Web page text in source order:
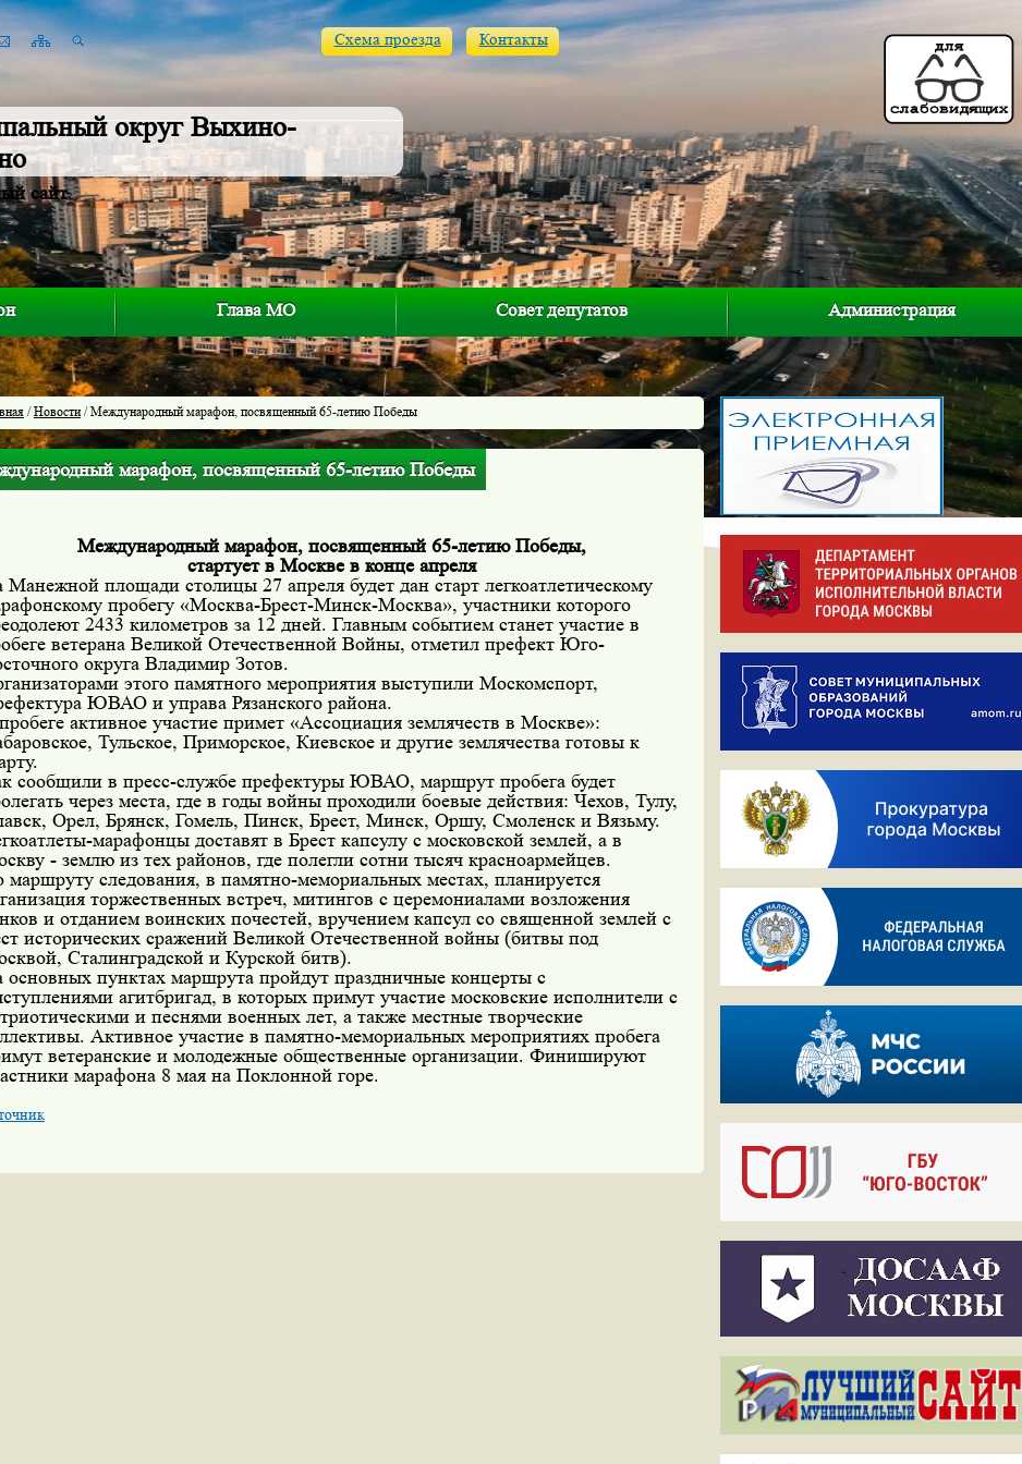
округ Выхино-
сайт
Схема проезда Контакты
Глава МО Совет депутатов Администрация
/Новости/ Международный марафон, посвященный 65-летию Победы
марафон, посвященный 65-летию Победы
Международный марафон, посвященный 65-летию Победы,
стартует в Москве в конце апреля
Манежной площади столицы 27 апреля будет дан старт легкоатлетическому
пробегу «Москва-Брест-Минск-Москва», участники которого
2433 километров за 12 дней. Главным событием станет участие в
ветерана Великой Отечественной Войны, отметил префект Юго-
округа Владимир Зотов.
этого памятного мероприятия выступили Москомспорт,
ЮВАО и управа Рязанского района.
активное участие примет «Ассоциация землячеств в Москве»:
Тульское, Приморское, Киевское и другие землячества готовы к
сообщили в пресс-службе префектуры ЮВАО, маршрут пробега будет
через места, где в годы войны проходили боевые действия: Чехов, Тулу,
Орел, Брянск, Гомель, Пинск, Брест, Минск, Оршу, Смоленск и Вязьму.
марафонцы доставят в Брест капсулу с московской землей, а в
- землю из тех районов, где полегли сотни тысяч красноармейцев.
маршруту следования, в памятно-мемориальных местах, планируется
торжественных встреч, митингов с церемониалами возложения
и отданием воинских почестей, вручением капсул со священной землей с
исторических сражений Великой Отечественной войны (битвы под
Сталинградской и Курской битв).
основных пунктах маршрута пройдут праздничные концерты с
агитбригад, в которых примут участие московские исполнители с
и песнями военных лет, а также местные творческие
Активное участие в памятно-мемориальных мероприятиях пробега
ветеранские и молодежные общественные организации. Финишируют
марафона 8 мая на Поклонной горе.